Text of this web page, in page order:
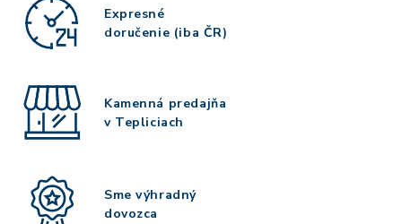
Expresné
doručenie (iba ČR)
Kamenná predajňa
v Tepliciach
Sme výhradný
dovozca